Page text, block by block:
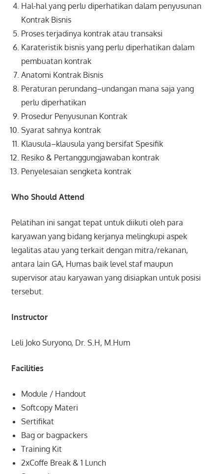
Hal-hal yang perlu diperhatikan dalam penyusunan
Kontrak Bisnis
Proses terjadinya kontrak atau transaksi
Karateristik bisnis yang perlu diperhatikan dalam
pembuatan kontrak
Anatomi Kontrak Bisnis
Peraturan perundang–undangan mana saja yang
perlu diperhatikan
Prosedur Penyusunan Kontrak
Syarat sahnya kontrak
Klausula–klausula yang bersifat Spesifik
Resiko & Pertanggungjawaban kontrak
Penyelesaian sengketa kontrak
Who Should Attend
Pelatihan ini sangat tepat untuk diikuti oleh para
karyawan yang bidang kerjanya melingkupi aspek
legalitas atau yang terkait dengan mitra/rekanan,
antara lain GA, Humas baik level staf maupun
supervisor atau karyawan yang disiapkan untuk posisi
tersebut.
Instructor
Leli Joko Suryono, Dr. S.H, M.Hum
Facilities
Module / Handout
Softcopy Materi
Sertifikat
Bag or bagpackers
Training Kit
2xCoffe Break & 1 Lunch